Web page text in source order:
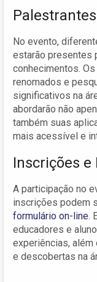
No evento,
estarão presentes
conhecimentos.
renomados e
significativos na
abordarão não
também suas
mais acessível e
Inscrições
A participação no
inscrições podem
formulário on-line.
educadores e
experiências,
e descobertas na